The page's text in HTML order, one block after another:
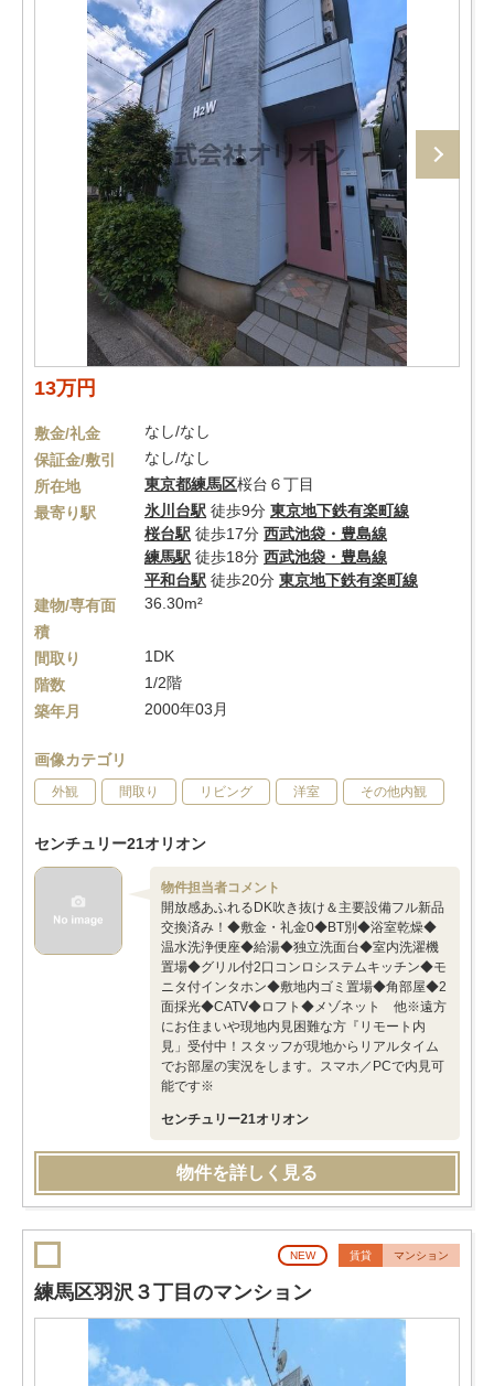
13万円
敷金/礼金
なし/なし
保証金/敷引
なし/なし
所在地
東京都練馬区桜台６丁目
最寄り駅
氷川台駅 徒歩9分 東京地下鉄有楽町線
桜台駅 徒歩17分 西武池袋・豊島線
練馬駅 徒歩18分 西武池袋・豊島線
平和台駅 徒歩20分 東京地下鉄有楽町線
建物/専有面
積
36.30m²
間取り
1DK
階数
1/2階
築年月
2000年03月
画像カテゴリ
外観 間取り リビング 洋室 その他内観
センチュリー21オリオン
物件担当者コメント
開放感あふれるDK吹き抜け＆主要設備フル新品
交換済み！◆敷金・礼金0◆BT別◆浴室乾燥◆
温水洗浄便座◆給湯◆独立洗面台◆室内洗濯機
置場◆グリル付2口コンロシステムキッチン◆モ
ニタ付インタホン◆敷地内ゴミ置場◆角部屋◆2
面採光◆CATV◆ロフト◆メゾネット 他※遠方
にお住まいや現地内見困難な方『リモート内
見」受付中！スタッフが現地からリアルタイム
でお部屋の実況をします。スマホ／PCで内見可
能です※
センチュリー21オリオン
物件を詳しく見る
NEW 賃貸 マンション
練馬区羽沢３丁目のマンション